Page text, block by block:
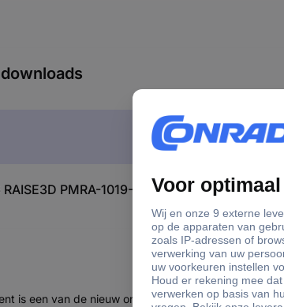
PMRA-1019-004 Hyper Speed PLA
is een van de nieuw ontwikkelde filamenten uit